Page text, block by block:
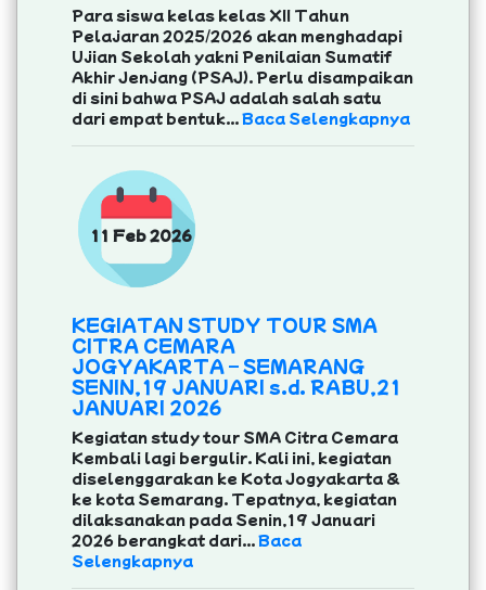
Para siswa kelas kelas XII Tahun
Pelajaran 2025/2026 akan menghadapi
Ujian Sekolah yakni Penilaian Sumatif
Akhir Jenjang (PSAJ). Perlu disampaikan
di sini bahwa PSAJ adalah salah satu
dari empat bentuk...Baca Selengkapnya
11 Feb 2026
KEGIATAN STUDY TOUR SMA
CITRA CEMARA
JOGYAKARTA – SEMARANG
SENIN,19 JANUARI s.d. RABU,21
JANUARI 2026
Kegiatan study tour SMA Citra Cemara
Kembali lagi bergulir. Kali ini, kegiatan
diselenggarakan ke Kota Jogyakarta &
ke kota Semarang. Tepatnya, kegiatan
dilaksanakan pada Senin,19 Januari
2026 berangkat dari...Baca
Selengkapnya